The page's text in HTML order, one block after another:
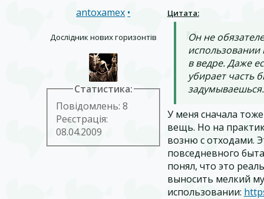
antoxamex •
Дослідник нових горизонтів
Статистика:
Повідомлень: 8
Реєстрація:
08.04.2009
Цитата:
Он не
в ведре. Даже
убирает часть
задумываешься.
У меня сначала
вещь. Но на
возню с отходами.
повседневного
понял, что это
выносить мелкий
использовании: